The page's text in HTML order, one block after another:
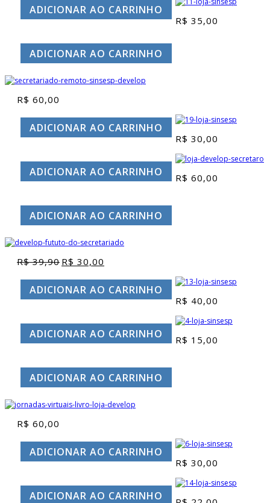
ADICIONAR AO CARRINHO
R$ 35,00
ADICIONAR AO CARRINHO
R$ 60,00
ADICIONAR AO CARRINHO
R$ 30,00
ADICIONAR AO CARRINHO R$ 60,00
ADICIONAR AO CARRINHO
R$39,90 O
original
era:
R$ 39,90.
R$ 30,00
atual
é:
R$ 30,00.
ADICIONAR AO CARRINHO
R$ 40,00
ADICIONAR AO CARRINHO R$ 15,00
ADICIONAR AO CARRINHO
R$ 60,00
ADICIONAR AO CARRINHO
R$ 30,00
ADICIONAR AO CARRINHO